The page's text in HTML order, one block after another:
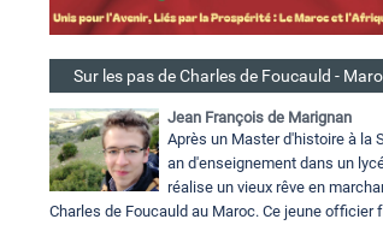
Sur les pas de Charles de Foucauld -
Jean François de Marignan
Après un Master d'histoire à la
an d'enseignement dans un
réalise un vieux rêve en
Charles de Foucauld au Maroc. Ce jeune officier